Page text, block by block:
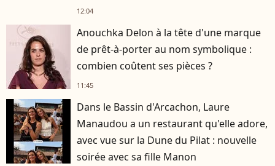
12:04
Anouchka Delon à la tête d'une marque
de prêt-à-porter au nom symbolique :
combien coûtent ses pièces ?
11:45
Dans le Bassin d'Arcachon, Laure
Manaudou a un restaurant qu'elle adore,
avec vue sur la Dune du Pilat : nouvelle
soirée avec sa fille Manon